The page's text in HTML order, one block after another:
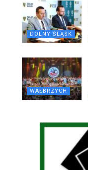
DOLNY ŚLĄSK
WAŁBRZYCH